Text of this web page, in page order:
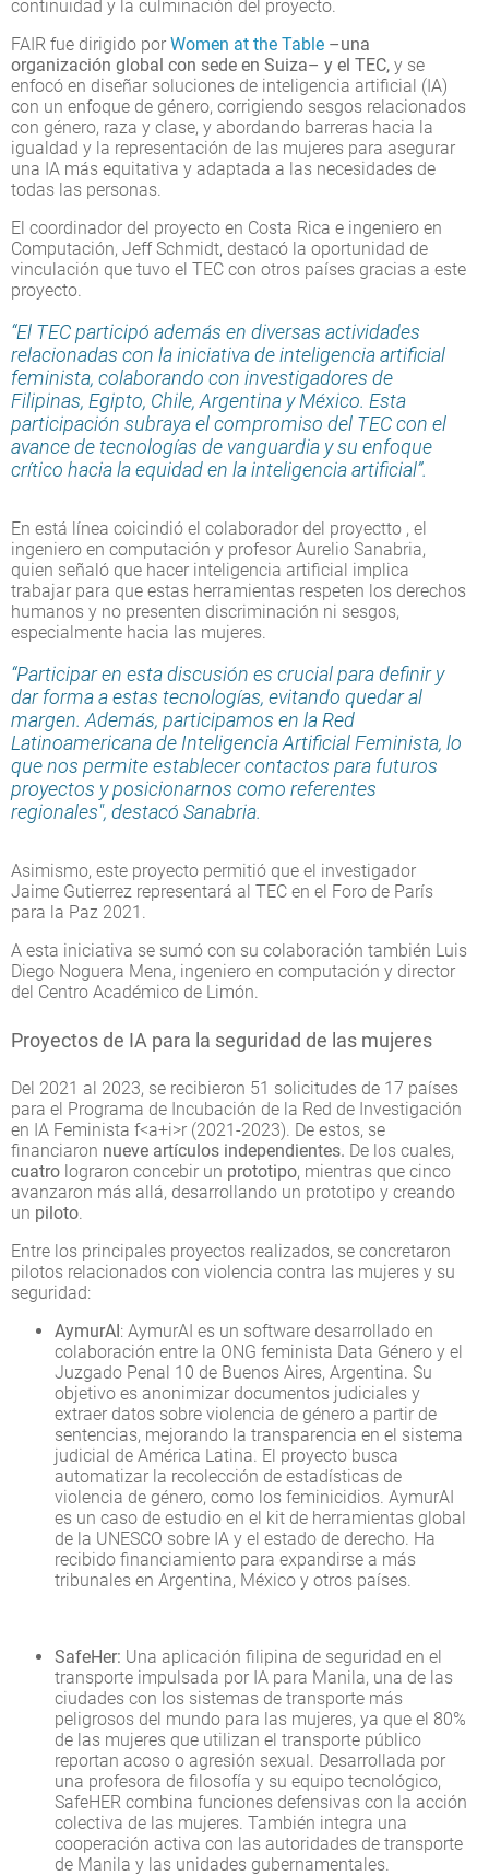
continuidad y la culminación del proyecto.
FAIR fue dirigido por Women at the Table –una
organización global con sede en Suiza– y el TEC, y se
enfocó en diseñar soluciones de inteligencia artificial (IA)
con un enfoque de género, corrigiendo sesgos relacionados
con género, raza y clase, y abordando barreras hacia la
igualdad y la representación de las mujeres para asegurar
una IA más equitativa y adaptada a las necesidades de
todas las personas.
El coordinador del proyecto en Costa Rica e ingeniero en
Computación, Jeff Schmidt, destacó la oportunidad de
vinculación que tuvo el TEC con otros países gracias a este
proyecto.
“El TEC participó además en diversas actividades
relacionadas con la iniciativa de inteligencia artificial
feminista, colaborando con investigadores de
Filipinas, Egipto, Chile, Argentina y México. Esta
participación subraya el compromiso del TEC con el
avance de tecnologías de vanguardia y su enfoque
crítico hacia la equidad en la inteligencia artificial”.
En está línea coicindió el colaborador del proyectto , el
ingeniero en computación y profesor Aurelio Sanabria,
quien señaló que hacer inteligencia artificial implica
trabajar para que estas herramientas respeten los derechos
humanos y no presenten discriminación ni sesgos,
especialmente hacia las mujeres.
“Participar en esta discusión es crucial para definir y
dar forma a estas tecnologías, evitando quedar al
margen. Además, participamos en la Red
Latinoamericana de Inteligencia Artificial Feminista, lo
que nos permite establecer contactos para futuros
proyectos y posicionarnos como referentes
regionales", destacó Sanabria.
Asimismo, este proyecto permitió que el investigador
Jaime Gutierrez representará al TEC en el Foro de París
para la Paz 2021.
A esta iniciativa se sumó con su colaboración también Luis
Diego Noguera Mena, ingeniero en computación y director
del Centro Académico de Limón.
Proyectos de IA para la seguridad de las mujeres
Del 2021 al 2023, se recibieron 51 solicitudes de 17 países
para el Programa de Incubación de la Red de Investigación
en IA Feminista f<a+i>r (2021-2023). De estos, se
financiaron nueve artículos independientes. De los cuales,
cuatro lograron concebir un prototipo, mientras que cinco
avanzaron más allá, desarrollando un prototipo y creando
un piloto.
Entre los principales proyectos realizados, se concretaron
pilotos relacionados con violencia contra las mujeres y su
seguridad:
AymurAI: AymurAI es un software desarrollado en
colaboración entre la ONG feminista Data Género y el
Juzgado Penal 10 de Buenos Aires, Argentina. Su
objetivo es anonimizar documentos judiciales y
extraer datos sobre violencia de género a partir de
sentencias, mejorando la transparencia en el sistema
judicial de América Latina. El proyecto busca
automatizar la recolección de estadísticas de
violencia de género, como los feminicidios. AymurAI
es un caso de estudio en el kit de herramientas global
de la UNESCO sobre IA y el estado de derecho. Ha
recibido financiamiento para expandirse a más
tribunales en Argentina, México y otros países.
SafeHer: Una aplicación filipina de seguridad en el
transporte impulsada por IA para Manila, una de las
ciudades con los sistemas de transporte más
peligrosos del mundo para las mujeres, ya que el 80%
de las mujeres que utilizan el transporte público
reportan acoso o agresión sexual. Desarrollada por
una profesora de filosofía y su equipo tecnológico,
SafeHER combina funciones defensivas con la acción
colectiva de las mujeres. También integra una
cooperación activa con las autoridades de transporte
de Manila y las unidades gubernamentales.